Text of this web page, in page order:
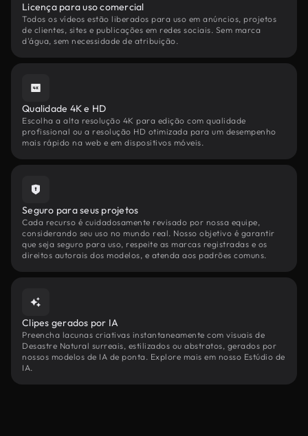
Licença para uso comercial
Todos os vídeos estão liberados para uso em anúncios, projetos
de clientes, sites e publicações em redes sociais. Sem marca
d'água, sem necessidade de atribuição.
Qualidade 4K e HD
Escolha a alta resolução 4K para edição com qualidade
profissional ou a resolução HD otimizada para um desempenho
mais rápido na web e em dispositivos móveis.
Seguro para seus projetos
Cada recurso é cuidadosamente revisado por nossa equipe,
considerando seu uso no mundo real. Nosso objetivo é garantir
que seja seguro para uso, respeite as marcas registradas e os
direitos autorais dos modelos, e atenda aos padrões comuns.
Clipes gerados por IA
Preencha lacunas criativas instantaneamente com visuais de
Desastre Natural surreais, estilizados ou abstratos, gerados por
nossos modelos de IA de ponta. Explore mais em nosso Estúdio de
IA.